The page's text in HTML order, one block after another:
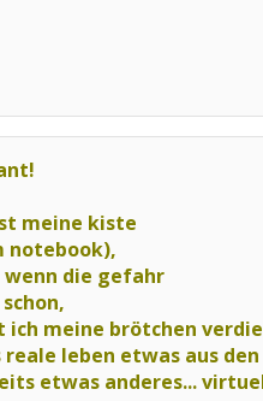
meine kiste
notebook),
wenn die gefahr
meine brötchen
leben etwas aus
etwas anderes...